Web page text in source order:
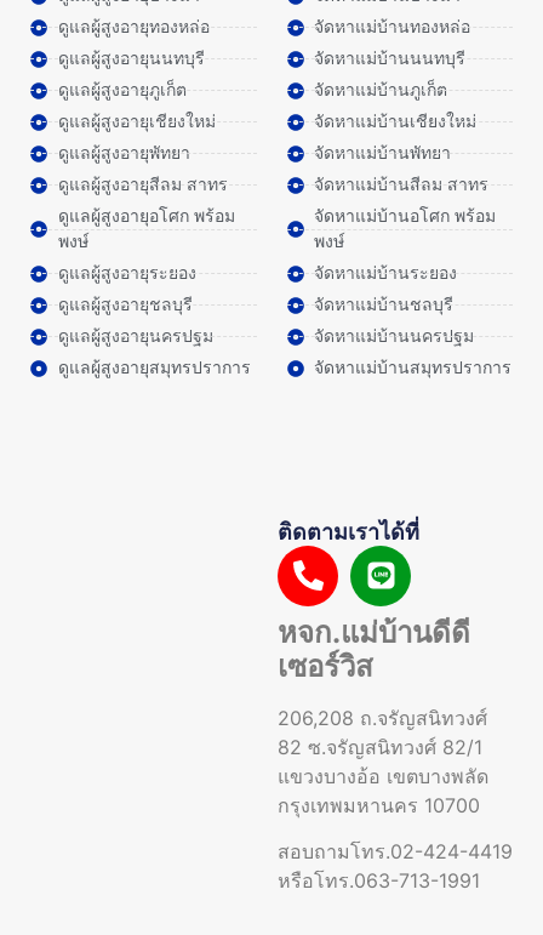
ดูแลผู้สูงอายุทองหล่อ
ดูแลผู้สูงอายุนนทบุรี
ดูแลผู้สูงอายุภูเก็ต
ดูแลผู้สูงอายุเชียงใหม่
ดูแลผู้สูงอายุพัทยา
ดูแลผู้สูงอายุสีลม สาทร
ดูแลผู้สูงอายุอโศก พร้อม
พงษ์
ดูแลผู้สูงอายุระยอง
ดูแลผู้สูงอายุชลบุรี
ดูแลผู้สูงอายุนครปฐม
ดูแลผู้สูงอายุสมุทรปราการ
จัดหาแม่บ้านทองหล่อ
จัดหาแม่บ้านนนทบุรี
จัดหาแม่บ้านภูเก็ต
จัดหาแม่บ้านเชียงใหม่
จัดหาแม่บ้านพัทยา
จัดหาแม่บ้านสีลม สาทร
จัดหาแม่บ้านอโศก พร้อม
พงษ์
จัดหาแม่บ้านระยอง
จัดหาแม่บ้านชลบุรี
จัดหาแม่บ้านนครปฐม
จัดหาแม่บ้านสมุทรปราการ
ติดตามเราได้ที่
หจก.แม่บ้านดีดี
เซอร์วิส
206,208 ถ.จรัญสนิทวงศ์
82 ซ.จรัญสนิทวงศ์ 82/1
แขวงบางอ้อ เขตบางพลัด
กรุงเทพมหานคร 10700
สอบถามโทร.02-424-4419
หรือโทร.063-713-1991